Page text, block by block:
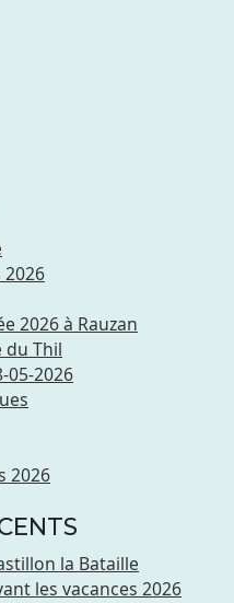
2026
2026 à Rauzan
du Thil
05-2026
2026
la Bataille
les vacances 2026